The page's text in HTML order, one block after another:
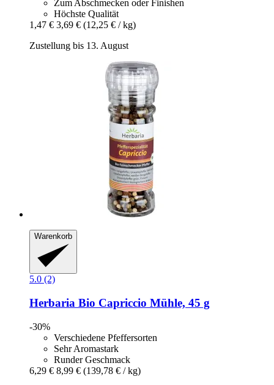
Zum Abschmecken oder Finishen
Höchste Qualität
1,47 € 3,69 € (12,25 € / kg)
Zustellung bis 13. August
Warenkorb
5.0 (2)
Herbaria Bio Capriccio Mühle, 45 g
-30%
Verschiedene Pfeffersorten
Sehr Aromastark
Runder Geschmack
6,29 € 8,99 € (139,78 € / kg)